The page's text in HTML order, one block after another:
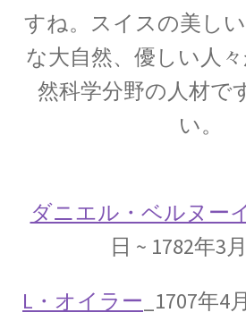
起電力を法則
【トピック】
受勲について
【稀代の実験｜エー
すね。スイスの美し
な大自然、優しい人
然科学分野の人材で
い。
ダニエル・ベルヌー
日 ~ 1782年3
L・オイラー _1707年4